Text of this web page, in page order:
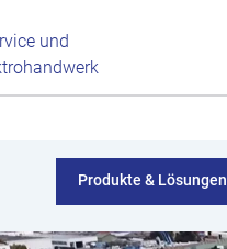
und
Produkte & Lösungen